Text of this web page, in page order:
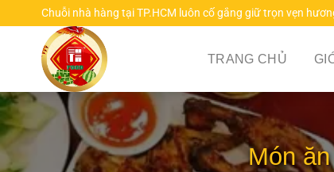
đến
Chuỗi nhà hàng tại TP.HCM luôn cố gắng giữ trọn vẹn
TRANG CHỦ
Món